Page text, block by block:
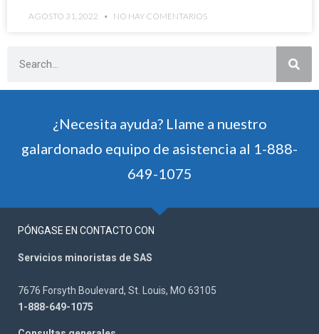
AGOSTO 31, 2022 NO HAY COMENTARIOS
¿Necesita ayuda? Llame a nuestro
galardonado equipo de asistencia al 1-888-
649-1075
PÓNGASE EN CONTACTO CON
Servicios minoristas de SAS
7676 Forsyth Boulevard, St. Louis, MO 63105
1-888-649-1075